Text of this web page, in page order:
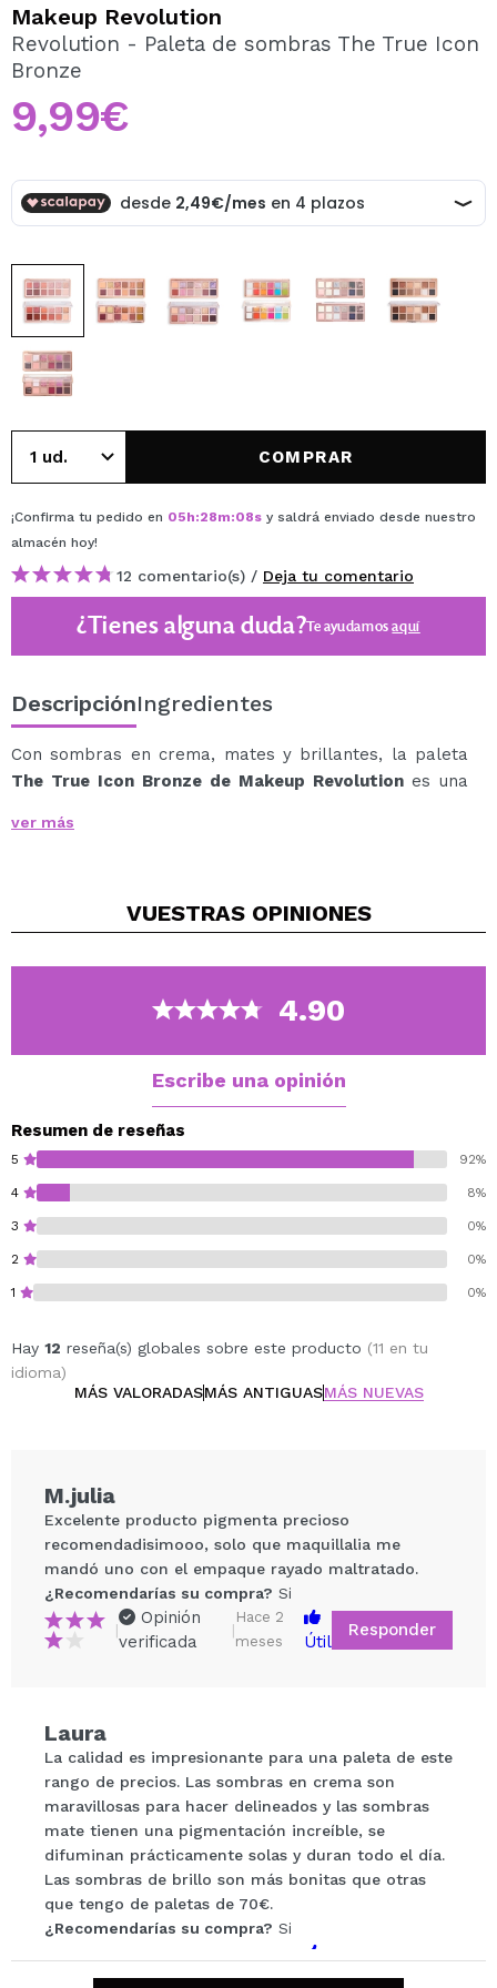
Al crear una cuenta en Maquillalia.com podrás realizar
tus compras rápidamente, revisar el estado de tus
Makeup Revolution
Revolution - Paleta de sombras The True Icon
Bronze
9,99€
COMPRAR
¡Confirma tu pedido en 05h:28m:08s y saldrá enviado desde nuestro
almacén hoy!
12 comentario(s) / Deja tu comentario
¿Tienes alguna duda?Te ayudamosaquí
DescripciónIngredientes
Con sombras en crema, mates y brillantes, la paleta
The True Icon Bronze de Makeup Revolution es una
necesidades.
utilizarse como base para los polvos posteriores o
Sus tonos malva cálido y cacao tostado son perfectos
para realzar cualquier estilo, convirtiendo la paleta en
un básico en el kit de toda amante del maquillaje.
ver más
VUESTRAS OPINIONES
4.90
Escribe una opinión
Resumen de reseñas
5 92%
4 8%
3 0%
2 0%
1 0%
Hay 12 reseña(s) globales sobre este producto (11 en tu
idioma)
MÁS VALORADASMÁS ANTIGUASMÁS NUEVAS
Tu vídeo podría ser el primero. Imagínatelo...
¿Recomendarías su compra? No
5/5
ENVIAR
M.julia
Excelente producto pigmenta precioso
recomendadisimooo, solo que maquillalia me
mandó uno con el empaque rayado maltratado.
¿Recomendarías su compra? Si
|
Opinión
verificada
|
Hace 2
meses
Útil
Responder
Laura
La calidad es impresionante para una paleta de este
rango de precios. Las sombras en crema son
maravillosas para hacer delineados y las sombras
mate tienen una pigmentación increíble, se
difuminan prácticamente solas y duran todo el día.
Las sombras de brillo son más bonitas que otras
que tengo de paletas de 70€.
¿Recomendarías su compra? Si
|
Opinión
|
Hace 6
Útil Responder